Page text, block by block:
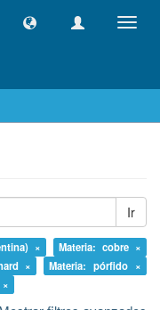
Ir
×
Materia: cobre ×
×
Materia: pórfido ×
×